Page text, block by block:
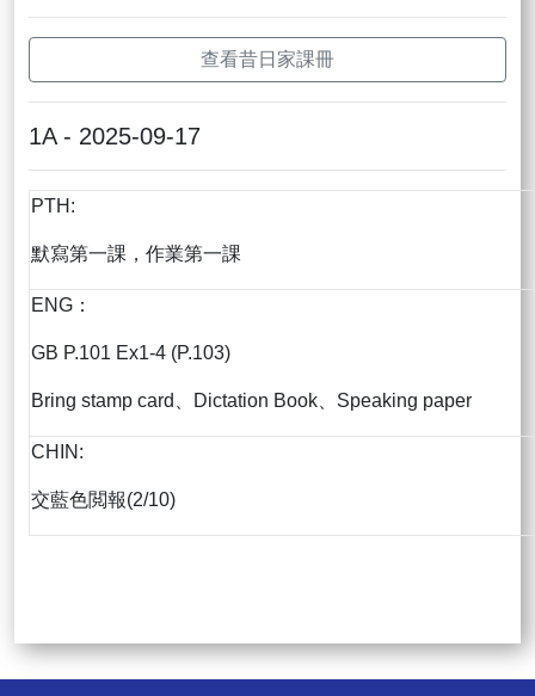
查看昔日家課冊
1A - 2025-09-17
PTH:
默寫第一課，作業第一課
ENG：
GB P.101 Ex1-4 (P.103)
Bring stamp card、Dictation Book、Speaking paper
CHIN:
交藍色閲報(2/10)